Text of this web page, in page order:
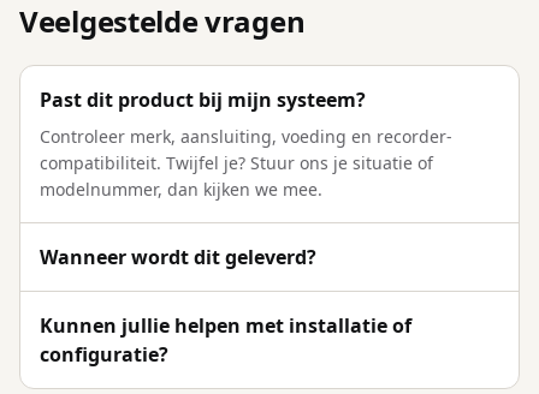
Veelgestelde vragen
Past dit product bij mijn systeem?
Controleer merk, aansluiting, voeding en recorder-
compatibiliteit. Twijfel je? Stuur ons je situatie of
modelnummer, dan kijken we mee.
Wanneer wordt dit geleverd?
Kunnen jullie helpen met installatie of
configuratie?